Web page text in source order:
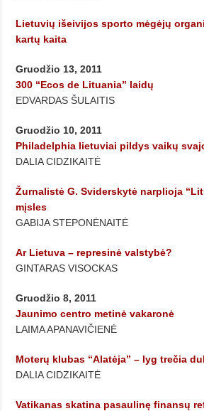
Lietuvių išeivijos sporto mėgėjų
kartų kaita
Gruodžio 13, 2011
300 “Ecos de Lituania” laidų
EDVARDAS ŠULAITIS
Gruodžio 10, 2011
Philadelphia lietuviai pildys vaikų
DALIA CIDZIKAITĖ
Žurnalistė G. Sviderskytė narplioja
mįsles
GABIJA STEPONĖNAITĖ
Ar Lietuva – represinė valstybė?
GINTARAS VISOCKAS
Gruodžio 8, 2011
Jaunimo centro metinė vakaronė
LAIMA APANAVIČIENĖ
Moterų klubas “Alatėja” – lyg trečia
DALIA CIDZIKAITĖ
Vatikanas skatina pasaulinę finansų